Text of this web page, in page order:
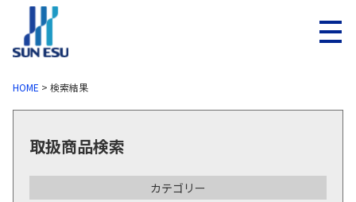
メニ
HOME > 検索結果
取扱商品検索
カテゴリー